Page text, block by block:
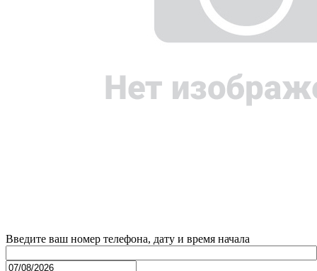
Введите ваш номер телефона, дату и время начала